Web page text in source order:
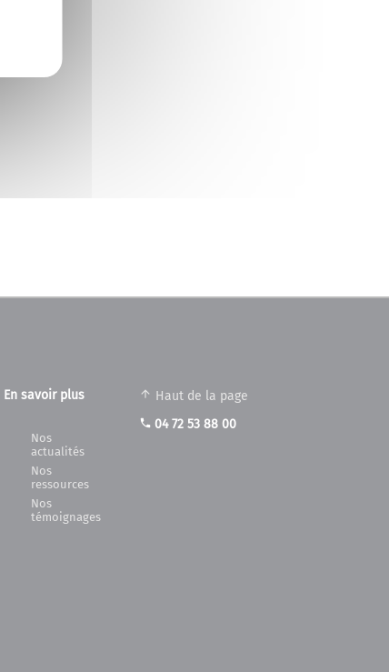
En savoir plus
Nos
actualités
Nos
ressources
Nos
témoignages
Haut de la page
phone 04 72 53 88 00